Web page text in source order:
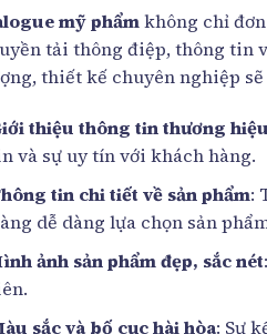
mỹ phẩmkhông chỉ
tải thông điệp, thông tin
thiết kế chuyên nghiệp
thiệu thông tin thương hiệu
và sự uy tín với khách hàng.
tin chi tiết về sản phẩm:
dễ dàng lựa chọn sản
ảnh sản phẩm đẹp, sắc nét
sắc và bố cục hài hòa: Sự